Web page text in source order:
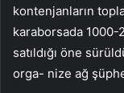
kontenjanların
karaborsada 1000-
satıldığı öne
orga- nize ağ